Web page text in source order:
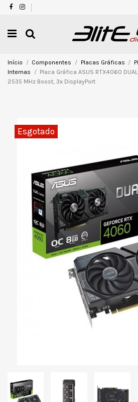
Início Componentes Placas Gráficas
Internas
Placa Gráfica ASUS RTX4060 DUAL
2535 MHz Boost, 3x DisplayPort
Esgotado